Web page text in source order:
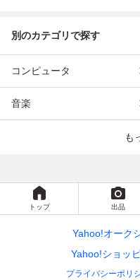
別のカテゴリで探す
コンピュータ
音楽
も
トップ 出品
Yahoo!オーク
Yahoo!ショッ
プライバシーポリ